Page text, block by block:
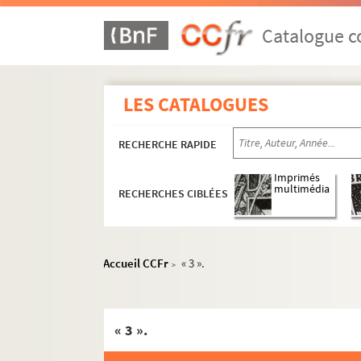
Catalogue
LES CATALOGUES
RECHERCHE RAPIDE
RECHERCHES CIBLÉES
Imprimés
multimédia
Accueil CCFr > « 3 ».
« 3 ».
Ms. 2900. José Cabanis. « Saint-Simon
Ms. 2901. José Cabanis. «Chateaubriand et
Ms. 2902. José Cabanis. « Michelet, la
Ms. 2904. José Cabanis. « Lacordaire et
Ms. 2905. José Cabanis. Préface à
Ms. 2906. José Cabanis. « Le Musée
Ms. 2907. José Cabanis. « Saint-Simon
Ms. 2908. José Cabanis. « Pour Sainte-Beuve
Ms. 2909. José Cabanis. Article sur son
Ms. 2913. José Cabanis. Préface aux
Ms. 2914. José Cabanis. Discours de